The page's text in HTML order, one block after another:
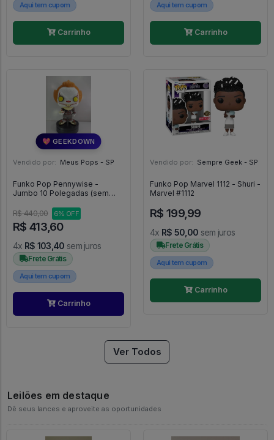
Aqui tem cupom
Carrinho
Aqui tem cupom
Carrinho
💖 GEEKDOWN
Vendido por: Meus Pops - SP
Funko Pop Pennywise -
Jumbo 10 Polegadas (sem
R$ 440,00
6% OFF
R$ 413,60
4x R$ 103,40 sem juros
Frete Grátis
Aqui tem cupom
Carrinho
Vendido por: Sempre Geek - SP
Funko Pop Marvel 1112 - Shuri -
Marvel #1112
R$ 199,99
4x R$ 50,00 sem juros
Frete Grátis
Aqui tem cupom
Carrinho
Ver Todos
Leilões em destaque
Dê seus lances e aproveite as oportunidades